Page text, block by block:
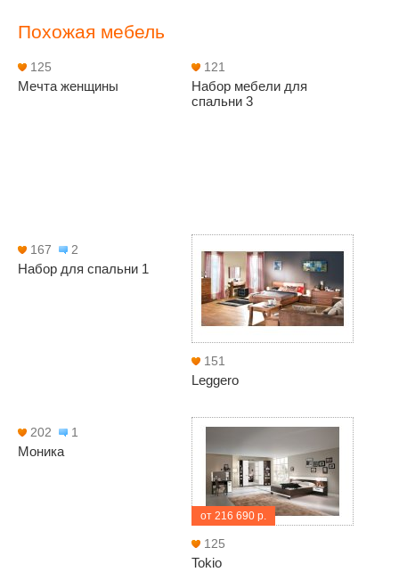
Похожая мебель
125
Мечта женщины
121
Набор мебели для
спальни 3
167 2
Набор для спальни 1
151
Leggero
202 1
Моника
от 216 690 р.
125
Tokio